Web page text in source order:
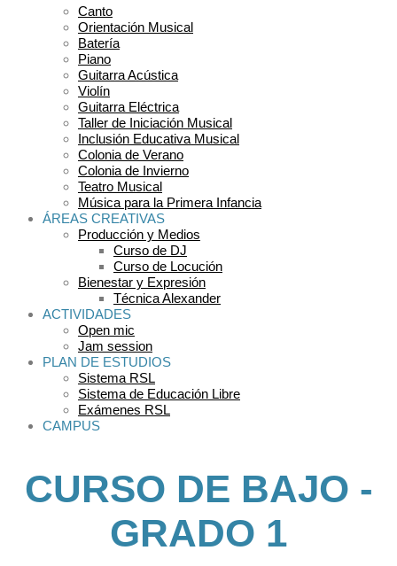
Canto
Orientación Musical
Batería
Piano
Guitarra Acústica
Violín
Guitarra Eléctrica
Taller de Iniciación Musical
Inclusión Educativa Musical
Colonia de Verano
Colonia de Invierno
Teatro Musical
Música para la Primera Infancia
ÁREAS CREATIVAS
Producción y Medios
Curso de DJ
Curso de Locución
Bienestar y Expresión
Técnica Alexander
ACTIVIDADES
Open mic
Jam session
PLAN DE ESTUDIOS
Sistema RSL
Sistema de Educación Libre
Exámenes RSL
CAMPUS
CURSO DE BAJO -
GRADO 1